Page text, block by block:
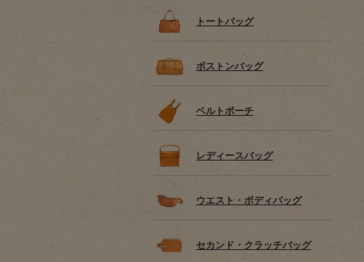
トートバッグ
ボストンバッグ
ベルトポーチ
レディースバッグ
ウエスト・ボディバッグ
セカンド・クラッチバッグ